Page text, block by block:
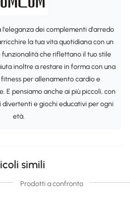
l'eleganza dei complementi d'arredo
la tua vita quotidiana con un
funzionalità che riflettano il tuo stile
inoltre a restare in forma con una
per allenamento cardio e
E pensiamo anche ai più piccoli, con
divertenti e giochi educativi per ogni
età.
simili
Prodotti a confronto